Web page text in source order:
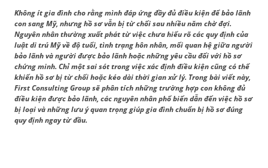
Không ít gia đình cho rằng mình đáp ứng đầy đủ điều kiện để bảo lãnh
con sang Mỹ, nhưng hồ sơ vẫn bị từ chối sau nhiều năm chờ đợi.
Nguyên nhân thường xuất phát từ việc chưa hiểu rõ các quy định của
luật di trú Mỹ về độ tuổi, tình trạng hôn nhân, mối quan hệ giữa người
bảo lãnh và người được bảo lãnh hoặc những yêu cầu đối với hồ sơ
chứng minh. Chỉ một sai sót trong việc xác định điều kiện cũng có thể
khiến hồ sơ bị từ chối hoặc kéo dài thời gian xử lý. Trong bài viết này,
First Consulting Group sẽ phân tích những trường hợp con không đủ
điều kiện được bảo lãnh, các nguyên nhân phổ biến dẫn đến việc hồ sơ
bị loại và những lưu ý quan trọng giúp gia đình chuẩn bị hồ sơ đúng
quy định ngay từ đầu.